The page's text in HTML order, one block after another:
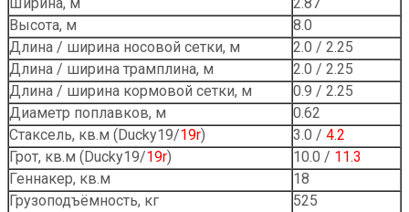
Высота, м
8.0
Длина / ширина носовой сетки, м
2.0 / 2.25
Длина / ширина трамплина, м
2.0 / 2.25
Длина / ширина кормовой сетки, м
0.9 / 2.25
Диаметр поплавков, м
0.62
Стаксель, кв.м (Ducky19/19r) 3.0 / 4.2
Грот, кв.м (Ducky19/19r) 10.0 / 11.3
Геннакер, кв.м
18
Грузоподъёмность, кг
525